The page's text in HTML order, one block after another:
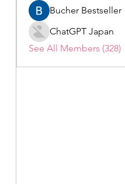
Bucher Bestseller
ChatGPT Japan
See All Members (328)